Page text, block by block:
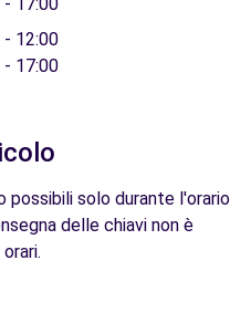
- 12:00
- 17:00
possibili solo durante l'orario
delle chiavi non è